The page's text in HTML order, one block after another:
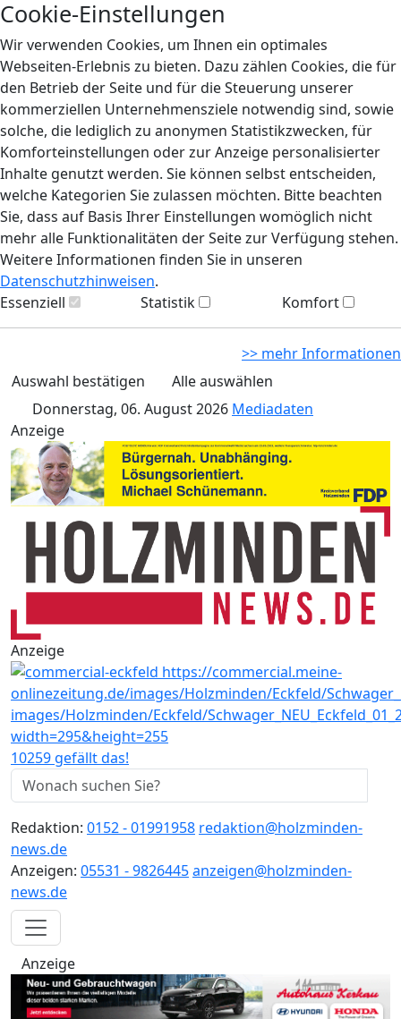
Cookie-Einstellungen
Wir verwenden Cookies, um Ihnen ein optimales
Webseiten-Erlebnis zu bieten. Dazu zählen Cookies, die für
den Betrieb der Seite und für die Steuerung unserer
kommerziellen Unternehmensziele notwendig sind, sowie
solche, die lediglich zu anonymen Statistikzwecken, für
Komforteinstellungen oder zur Anzeige personalisierter
Inhalte genutzt werden. Sie können selbst entscheiden,
welche Kategorien Sie zulassen möchten. Bitte beachten
Sie, dass auf Basis Ihrer Einstellungen womöglich nicht
mehr alle Funktionalitäten der Seite zur Verfügung stehen.
Weitere Informationen finden Sie in unseren
Datenschutzhinweisen.
Essenziell
Statistik Komfort
>> mehr Informationen
Auswahl bestätigen
Alle auswählen
Donnerstag, 06. August 2026 Mediadaten
Anzeige
Anzeige
10259 gefällt das!
Redaktion: 0152 - 01991958 redaktion@holzminden-
news.de
Anzeigen: 05531 - 9826445anzeigen@holzminden-
news.de
Anzeige